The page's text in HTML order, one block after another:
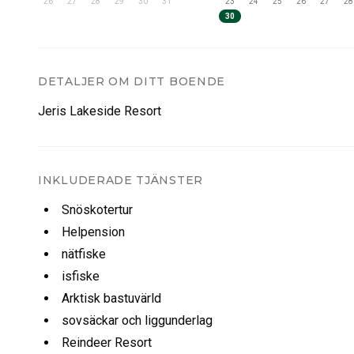
30
DETALJER OM DITT BOENDE
Jeris Lakeside Resort
INKLUDERADE TJÄNSTER
Snöskotertur
Helpension
nätfiske
isfiske
Arktisk bastuvärld
sovsäckar och liggunderlag
Reindeer Resort